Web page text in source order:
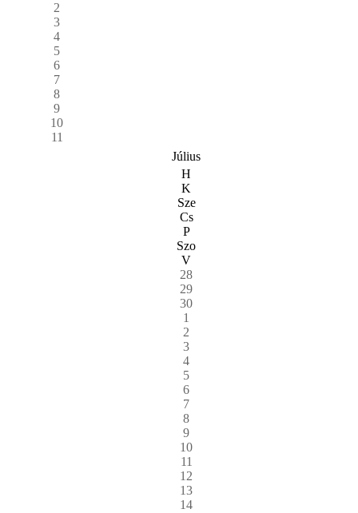
2
3
4
5
6
7
8
9
10
11
Július
H
K
Sze
Cs
P
Szo
V
28
29
30
1
2
3
4
5
6
7
8
9
10
11
12
13
14